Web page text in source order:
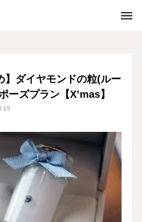
【超絶おすすめ】ダイヤモンドの粒(ルース)だけでプロポーズプラン【X’mas】
】ダイヤモンドの粒(ルー
ーズプラン【X’mas】
 作例集